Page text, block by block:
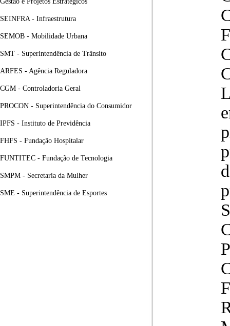
SEINFRA - Infraestrutura
SEMOB - Mobilidade Urbana
SMT - Superintendência de Trânsito
ARFES - Agência Reguladora
CGM - Controladoria Geral
PROCON - Superintendência do Consumidor
IPFS - Instituto de Previdência
FHFS - Fundação Hospitalar
FUNTITEC - Fundação de Tecnologia
SMPM - Secretaria da Mulher
SME - Superintendência de Esportes